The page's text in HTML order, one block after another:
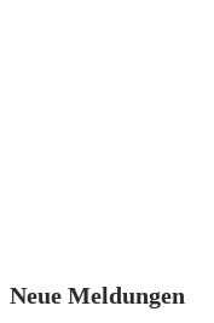
Neue Meldungen